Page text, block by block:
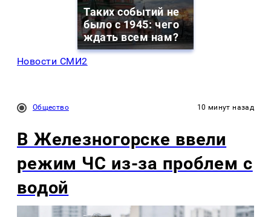
Таких событий не
было с 1945: чего
ждать всем нам?
Новости СМИ2
Общество 10 минут назад
В Железногорске ввели
режим ЧС из-за проблем с
водой